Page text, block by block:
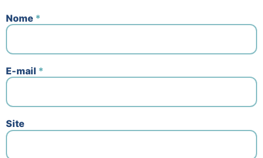
Nome *
E-mail *
Site